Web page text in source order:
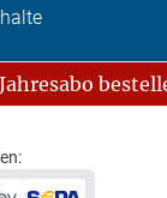
Jahresabo